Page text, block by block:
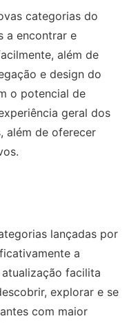
categorias do
a encontrar e
além de
e design do
o potencial de
geral dos
além de oferecer
lançadas por
a
facilita
explorar e se
com maior